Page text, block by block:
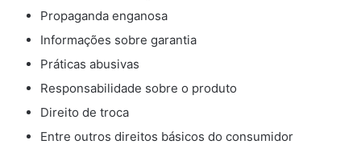
Propaganda enganosa
Informações sobre garantia
Práticas abusivas
Responsabilidade sobre o produto
Direito de troca
Entre outros direitos básicos do consumidor